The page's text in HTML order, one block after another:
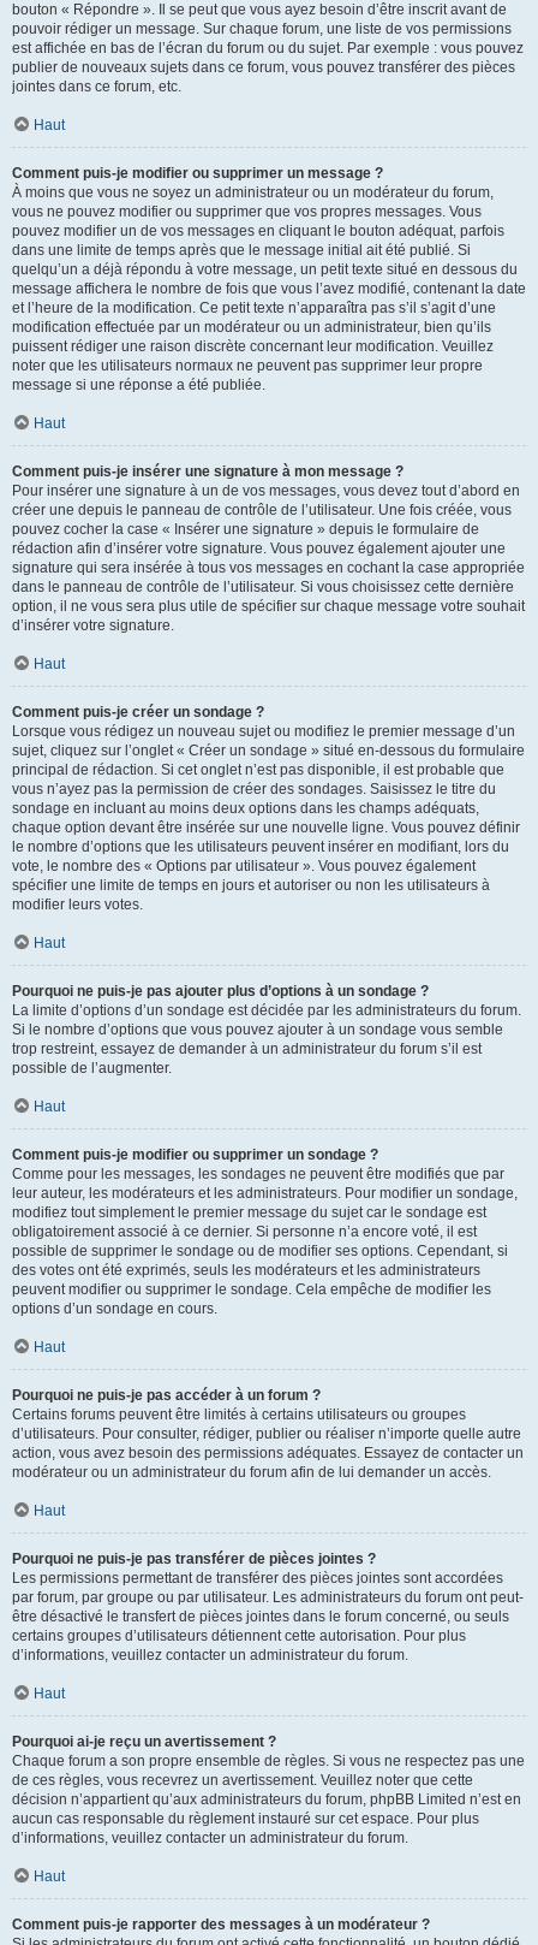
bouton « Répondre ». Il se peut que vous ayez besoin d’être inscrit avant de
pouvoir rédiger un message. Sur chaque forum, une liste de vos permissions
est affichée en bas de l’écran du forum ou du sujet. Par exemple : vous pouvez
publier de nouveaux sujets dans ce forum, vous pouvez transférer des pièces
jointes dans ce forum, etc.
Haut
Comment puis-je modifier ou supprimer un message ?
À moins que vous ne soyez un administrateur ou un modérateur du forum,
vous ne pouvez modifier ou supprimer que vos propres messages. Vous
pouvez modifier un de vos messages en cliquant le bouton adéquat, parfois
dans une limite de temps après que le message initial ait été publié. Si
quelqu’un a déjà répondu à votre message, un petit texte situé en dessous du
message affichera le nombre de fois que vous l’avez modifié, contenant la date
et l’heure de la modification. Ce petit texte n’apparaîtra pas s’il s’agit d’une
modification effectuée par un modérateur ou un administrateur, bien qu’ils
puissent rédiger une raison discrète concernant leur modification. Veuillez
noter que les utilisateurs normaux ne peuvent pas supprimer leur propre
message si une réponse a été publiée.
Haut
Comment puis-je insérer une signature à mon message ?
Pour insérer une signature à un de vos messages, vous devez tout d’abord en
créer une depuis le panneau de contrôle de l’utilisateur. Une fois créée, vous
pouvez cocher la case « Insérer une signature » depuis le formulaire de
rédaction afin d’insérer votre signature. Vous pouvez également ajouter une
signature qui sera insérée à tous vos messages en cochant la case appropriée
dans le panneau de contrôle de l’utilisateur. Si vous choisissez cette dernière
option, il ne vous sera plus utile de spécifier sur chaque message votre souhait
d’insérer votre signature.
Haut
Comment puis-je créer un sondage ?
Lorsque vous rédigez un nouveau sujet ou modifiez le premier message d’un
sujet, cliquez sur l’onglet « Créer un sondage » situé en-dessous du formulaire
principal de rédaction. Si cet onglet n’est pas disponible, il est probable que
vous n’ayez pas la permission de créer des sondages. Saisissez le titre du
sondage en incluant au moins deux options dans les champs adéquats,
chaque option devant être insérée sur une nouvelle ligne. Vous pouvez définir
le nombre d’options que les utilisateurs peuvent insérer en modifiant, lors du
vote, le nombre des « Options par utilisateur ». Vous pouvez également
spécifier une limite de temps en jours et autoriser ou non les utilisateurs à
modifier leurs votes.
Haut
Pourquoi ne puis-je pas ajouter plus d’options à un sondage ?
La limite d’options d’un sondage est décidée par les administrateurs du forum.
Si le nombre d’options que vous pouvez ajouter à un sondage vous semble
trop restreint, essayez de demander à un administrateur du forum s’il est
possible de l’augmenter.
Haut
Comment puis-je modifier ou supprimer un sondage ?
Comme pour les messages, les sondages ne peuvent être modifiés que par
leur auteur, les modérateurs et les administrateurs. Pour modifier un sondage,
modifiez tout simplement le premier message du sujet car le sondage est
obligatoirement associé à ce dernier. Si personne n’a encore voté, il est
possible de supprimer le sondage ou de modifier ses options. Cependant, si
des votes ont été exprimés, seuls les modérateurs et les administrateurs
peuvent modifier ou supprimer le sondage. Cela empêche de modifier les
options d’un sondage en cours.
Haut
Pourquoi ne puis-je pas accéder à un forum ?
Certains forums peuvent être limités à certains utilisateurs ou groupes
d’utilisateurs. Pour consulter, rédiger, publier ou réaliser n’importe quelle autre
action, vous avez besoin des permissions adéquates. Essayez de contacter un
modérateur ou un administrateur du forum afin de lui demander un accès.
Haut
Pourquoi ne puis-je pas transférer de pièces jointes ?
Les permissions permettant de transférer des pièces jointes sont accordées
par forum, par groupe ou par utilisateur. Les administrateurs du forum ont peut-
être désactivé le transfert de pièces jointes dans le forum concerné, ou seuls
certains groupes d’utilisateurs détiennent cette autorisation. Pour plus
d’informations, veuillez contacter un administrateur du forum.
Haut
Pourquoi ai-je reçu un avertissement ?
Chaque forum a son propre ensemble de règles. Si vous ne respectez pas une
de ces règles, vous recevrez un avertissement. Veuillez noter que cette
décision n’appartient qu’aux administrateurs du forum, phpBB Limited n’est en
aucun cas responsable du règlement instauré sur cet espace. Pour plus
d’informations, veuillez contacter un administrateur du forum.
Haut
Comment puis-je rapporter des messages à un modérateur ?